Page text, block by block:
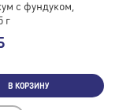
с фундуком,
г
В КОРЗИНУ